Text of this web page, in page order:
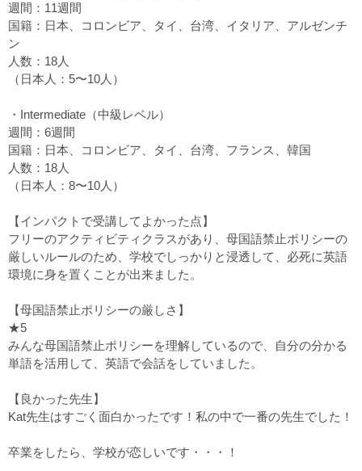
週間：11週間
国籍：日本、コロンビア、タイ、台湾、イタリア、アルゼンチ
ン
人数：18人
（日本人：5〜10人）
・Intermediate（中級レベル）
週間：6週間
国籍：日本、コロンビア、タイ、台湾、フランス、韓国
人数：18人
（日本人：8〜10人）
【インパクトで受講してよかった点】
フリーのアクティビティクラスがあり、母国語禁止ポリシーの
厳しいルールのため、学校でしっかりと浸透して、必死に英語
環境に身を置くことが出来ました。
【母国語禁止ポリシーの厳しさ】
★5
みんな母国語禁止ポリシーを理解しているので、自分の分かる
単語を活用して、英語で会話をしていました。
【良かった先生】
Kat先生はすごく面白かったです！私の中で一番の先生でした！
卒業をしたら、学校が恋しいです・・・！